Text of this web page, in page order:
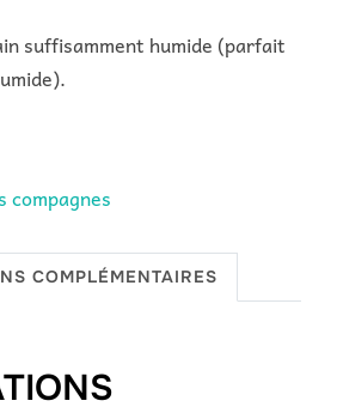
suffisamment humide (parfait
compagnes
COMPLÉMENTAIRES